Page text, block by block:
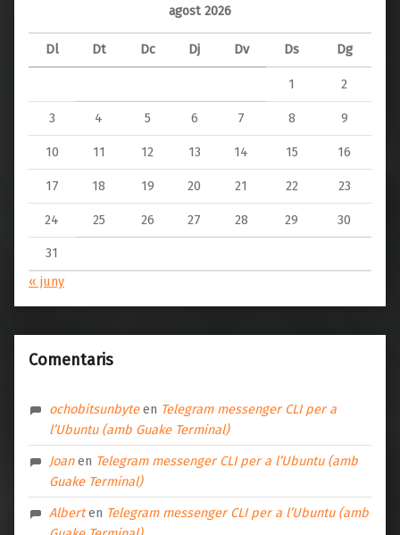
agost 2026
Dl Dt Dc Dj Dv Ds Dg
1 2
3 4 5 6 7 8 9
10 11 12 13 14 15 16
17 18 19 20 21 22 23
24 25 26 27 28 29 30
31
« juny
Comentaris
ochobitsunbyteen Telegram messenger CLI per a
l’Ubuntu (amb Guake Terminal)
Joanen Telegram messenger CLI per a l’Ubuntu (amb
Guake Terminal)
Alberten Telegram messenger CLI per a l’Ubuntu (amb